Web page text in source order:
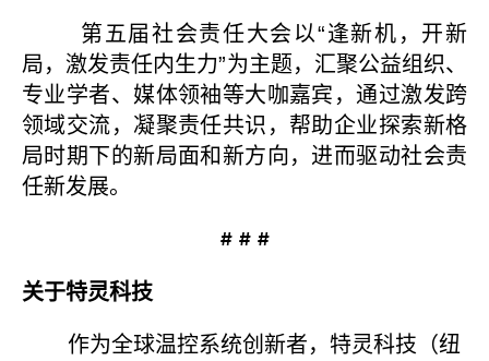
第五届社会责任大会以“逢新机，开新
局，激发责任内生力”为主题，汇聚公益组织、
专业学者、媒体领袖等大咖嘉宾，通过激发跨
领域交流，凝聚责任共识，帮助企业探索新格
局时期下的新局面和新方向，进而驱动社会责
任新发展。
# # #
关于特灵科技
作为全球温控系统创新者，特灵科技（纽